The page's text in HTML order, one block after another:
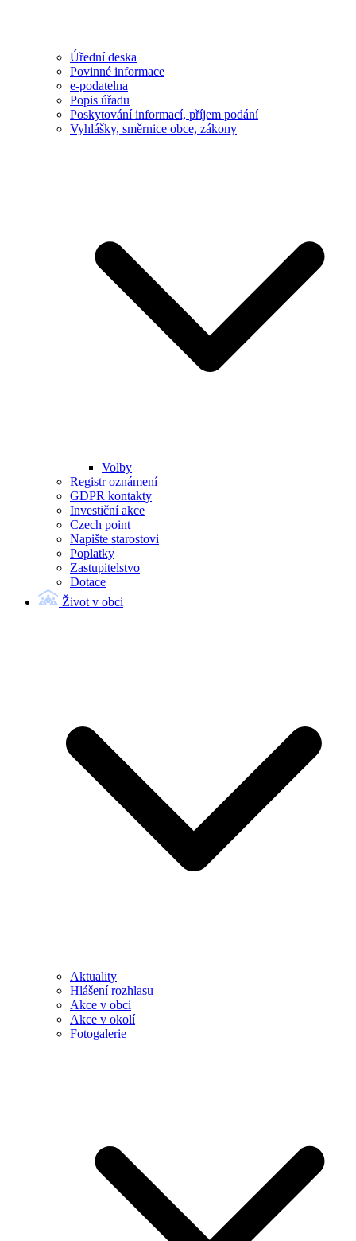
Úřední deska
Povinné informace
e-podatelna
Popis úřadu
Poskytování informací, příjem podání
Vyhlášky, směrnice obce, zákony
Volby
Registr oznámení
GDPR kontakty
Investiční akce
Czech point
Napište starostovi
Poplatky
Zastupitelstvo
Dotace
Život v obci
Aktuality
Hlášení rozhlasu
Akce v obci
Akce v okolí
Fotogalerie